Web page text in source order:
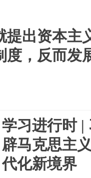
提出资本主
度，反而发
学习进行时 |
辟马克思主
代化新境界